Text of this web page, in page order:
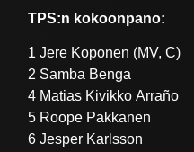
TPS:n kokoonpano:
1 Jere Koponen (MV, C)
2 Samba Benga
4 Matias Kivikko Arraño
5 Roope Pakkanen
6 Jesper Karlsson